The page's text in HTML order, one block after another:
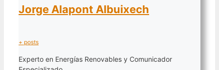
Jorge Alapont Albuixech
+ posts
Experto en Energías Renovables y Comunicador